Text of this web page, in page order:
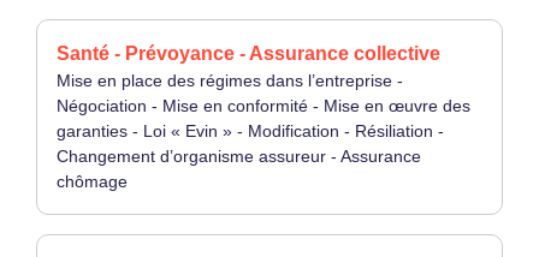
Santé - Prévoyance - Assurance collective
Mise en place des régimes dans l’entreprise -
Négociation - Mise en conformité - Mise en œuvre des
garanties - Loi « Evin » - Modification - Résiliation -
Changement d’organisme assureur - Assurance
chômage